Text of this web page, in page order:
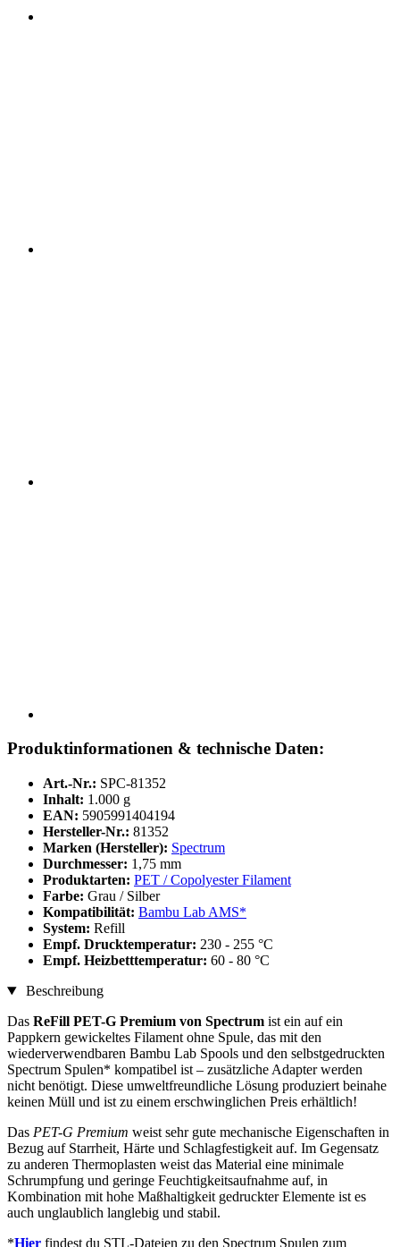
Produktinformationen & technische Daten:
Art.-Nr.: SPC-81352
Inhalt: 1.000 g
EAN: 5905991404194
Hersteller-Nr.: 81352
Marken (Hersteller): Spectrum
Durchmesser: 1,75 mm
Produktarten: PET / Copolyester Filament
Farbe: Grau / Silber
Kompatibilität: Bambu Lab AMS*
System: Refill
Empf. Drucktemperatur: 230 - 255 °C
Empf. Heizbetttemperatur: 60 - 80 °C
Beschreibung
Das ReFill PET-G Premium von Spectrum ist ein auf ein
Pappkern gewickeltes Filament ohne Spule, das mit den
wiederverwendbaren Bambu Lab Spools und den selbstgedruckten
Spectrum Spulen* kompatibel ist – zusätzliche Adapter werden
nicht benötigt. Diese umweltfreundliche Lösung produziert beinahe
keinen Müll und ist zu einem erschwinglichen Preis erhältlich!
Das PET-G Premium weist sehr gute mechanische Eigenschaften in
Bezug auf Starrheit, Härte und Schlagfestigkeit auf. Im Gegensatz
zu anderen Thermoplasten weist das Material eine minimale
Schrumpfung und geringe Feuchtigkeitsaufnahme auf, in
Kombination mit hohe Maßhaltigkeit gedruckter Elemente ist es
auch unglaublich langlebig und stabil.
*Hier findest du STL-Dateien zu den Spectrum Spulen zum